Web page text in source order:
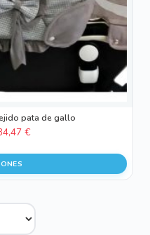
pata de gallo
€El
es: